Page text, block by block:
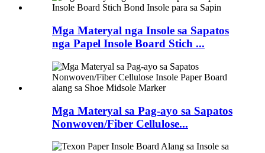
Mga Materyal nga Insole sa Sapatos
nga Papel Insole Board Stich ...
Mga Materyal sa Pag-ayo sa Sapatos
Nonwoven/Fiber Cellulose...